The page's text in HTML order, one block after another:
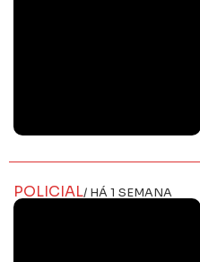
POLICIAL/ HÁ 1 SEMANA